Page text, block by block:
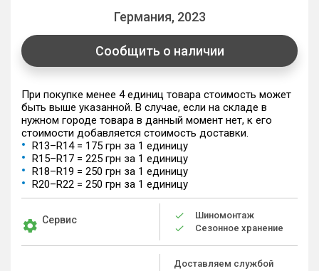
Германия, 2023
Сообщить о наличии
При покупке менее 4 единиц товара стоимость может
быть выше указанной. В случае, если на складе в
нужном городе товара в данный момент нет, к его
стоимости добавляется стоимость доставки.
R13–R14 = 175 грн за 1 единицу
R15–R17 = 225 грн за 1 единицу
R18–R19 = 250 грн за 1 единицу
R20–R22 = 250 грн за 1 единицу
Сервис
Шиномонтаж
Сезонное хранение
Доставляем службой